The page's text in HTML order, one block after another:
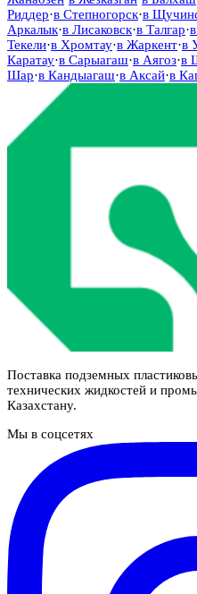
Риддер·в Степногорск·в
Аркалык·в Лисаковск·в Талгар·в
Текели·в Хромтау·в Жаркент·в
Каратау·в Сарыагаш·в Аягоз·в
Шар·в Кандыагаш·в Аксай·в
Поставка подземных
технических жидкостей и
Казахстану.
Мы в соцсетях